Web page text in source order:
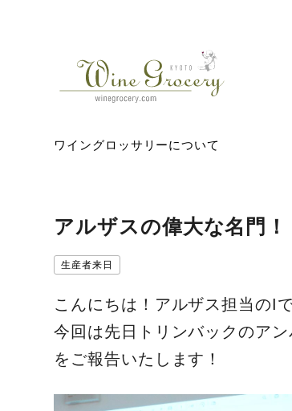
ワイングロッサリーについて
アルザスの偉大な名門
生産者来日
こんにちは！アルザス担当のIで
今回は先日トリンバックのア
をご報告いたします！